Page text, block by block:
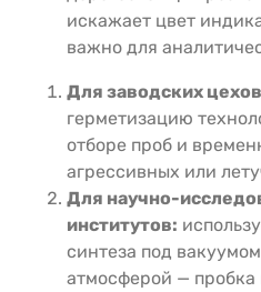
искажает цвет
важно для
Для заводских
герметизацию
отборе проб и
агрессивных или
Для научно-
институтов:
синтеза под
атмосферой — пробка